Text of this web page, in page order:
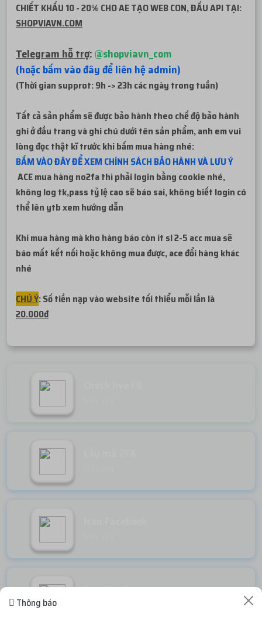
CHIẾT KHẤU 10 - 20% CHO AE TẠO WEB CON, ĐẤU API TẠI:
SHOPVIAVN.COM
Telegram hỗ trợ: @shopviavn_com
(hoặc bấm vào đây để liên hệ admin)
(Thời gian supprot: 9h -> 23h các ngày trong tuần)
Tất cả sản phẩm sẽ được bảo hành theo chế độ bảo hành
ghi ở đầu trang và ghi chú dưới tên sản phẩm, anh em vui
lòng đọc thật kĩ trước khi bấm mua hàng nhé:
BẤM VÀO ĐÂY ĐỂ XEM CHÍNH SÁCH BẢO HÀNH VÀ LƯU Ý
ACE mua hàng no2fa thì phải login bằng cookie nhé,
không log tk,pass tỷ lệ cao sẽ báo sai, không biết login có
thể lên ytb xem hướng dẫn
Khi mua hàng mà kho hàng báo còn ít sl 2-5 acc mua sẽ
báo mất kết nối hoặc không mua được, ace đổi hàng khác
nhé
CHÚ Ý: Số tiền nạp vào website tối thiểu mỗi lần là
20.000đ
Random Face
Thông báo